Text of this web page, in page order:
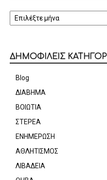
ΔΗΜΟΦΙΛΕΙΣ
Blog
ΔΙΑΒΗΜΑ
ΒΟΙΩΤΙΑ
ΣΤΕΡΕΑ
ΕΝΗΜΕΡΩΣΗ
ΑΘΛΗΤΙΣΜΟΣ
ΛΙΒΑΔΕΙΑ